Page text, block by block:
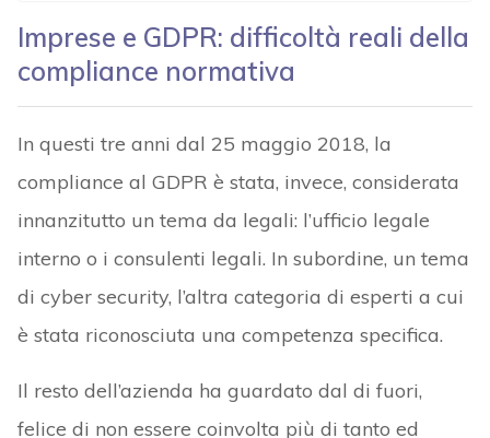
Imprese e GDPR: difficoltà reali della
compliance normativa
In questi tre anni dal 25 maggio 2018, la
compliance al GDPR è stata, invece, considerata
innanzitutto un tema da legali: l’ufficio legale
interno o i consulenti legali. In subordine, un tema
di cyber security, l’altra categoria di esperti a cui
è stata riconosciuta una competenza specifica.
Il resto dell’azienda ha guardato dal di fuori,
felice di non essere coinvolta più di tanto ed